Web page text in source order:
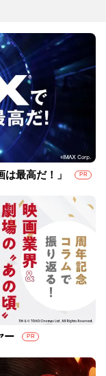
最高だ！」 PR
ー PR